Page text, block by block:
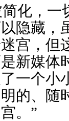
化，一
隐藏，
宫，但
新媒体
一个小
的、随
。”